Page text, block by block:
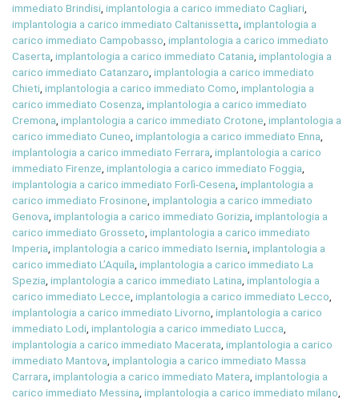
immediato Brindisi ,implantologia a carico immediato Cagliari
implantologia a carico immediato Caltanissetta ,implantologia a
carico immediato Campobasso ,implantologia a carico immediato
Caserta ,implantologia a carico immediato Catania ,implantologia a
carico immediato Catanzaro ,implantologia a carico immediato
Chieti ,implantologia a carico immediato Como ,implantologia a
carico immediato Cosenza ,implantologia a carico immediato
Cremona ,implantologia a carico immediato Crotone ,implantologia a
carico immediato Cuneo ,implantologia a carico immediato Enna
implantologia a carico immediato Ferrara ,implantologia a carico
immediato Firenze ,implantologia a carico immediato Foggia
implantologia a carico immediato Forlì-Cesena ,implantologia a
carico immediato Frosinone ,implantologia a carico immediato
Genova ,implantologia a carico immediato Gorizia ,implantologia a
carico immediato Grosseto ,implantologia a carico immediato
Imperia ,implantologia a carico immediato Isernia ,implantologia a
carico immediato L’Aquila ,implantologia a carico immediato La
Spezia ,implantologia a carico immediato Latina ,implantologia a
carico immediato Lecce ,implantologia a carico immediato Lecco
implantologia a carico immediato Livorno ,implantologia a carico
immediato Lodi ,implantologia a carico immediato Lucca
implantologia a carico immediato Macerata ,implantologia a carico
immediato Mantova ,implantologia a carico immediato Massa
Carrara ,implantologia a carico immediato Matera ,implantologia a
carico immediato Messina ,implantologia a carico immediato milano